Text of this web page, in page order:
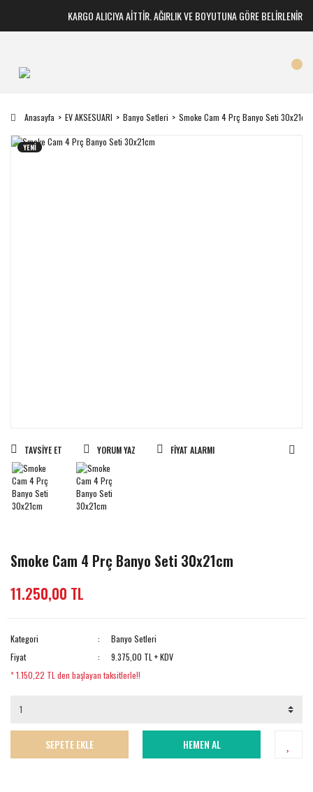
KARGO ALICIYA AİTTİR. AĞIRLIK VE BOYUTUNA GÖRE BELİRLENİR
Anasayfa EV AKSESUARI Banyo Setleri Smoke Cam 4 Prç Banyo Seti 30x21cm
YENİ
TAVSIYE ET YORUM YAZ FIYAT ALARMI
Smoke Cam 4 Prç Banyo Seti 30x21cm
11.250,00 TL
Kategori
Banyo Setleri
Fiyat
9.375,00 TL + KDV
* 1.150,22 TL den başlayan taksitlerle!!
SEPETE EKLE HEMEN AL